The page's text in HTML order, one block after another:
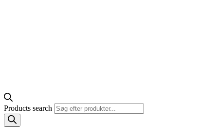
Products search